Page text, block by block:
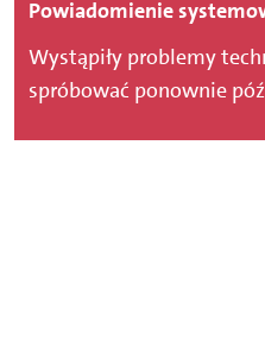
Powiadomienie
Wystąpiły problemy
spróbować ponownie